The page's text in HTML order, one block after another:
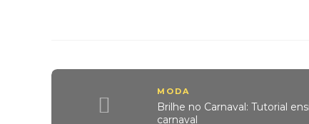
MODA
Brilhe no Carnaval: Tutorial
carnaval